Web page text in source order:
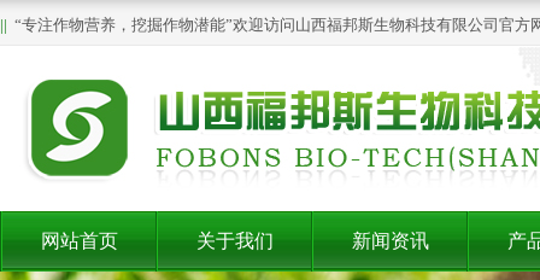
|| “专注作物营养，挖掘作物潜能”欢迎访问山西福邦斯生物科技有限公司官
网站首页 关于我们 新闻资讯 产